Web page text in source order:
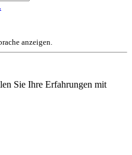
anzeigen.
Sie Ihre Erfahrungen mit